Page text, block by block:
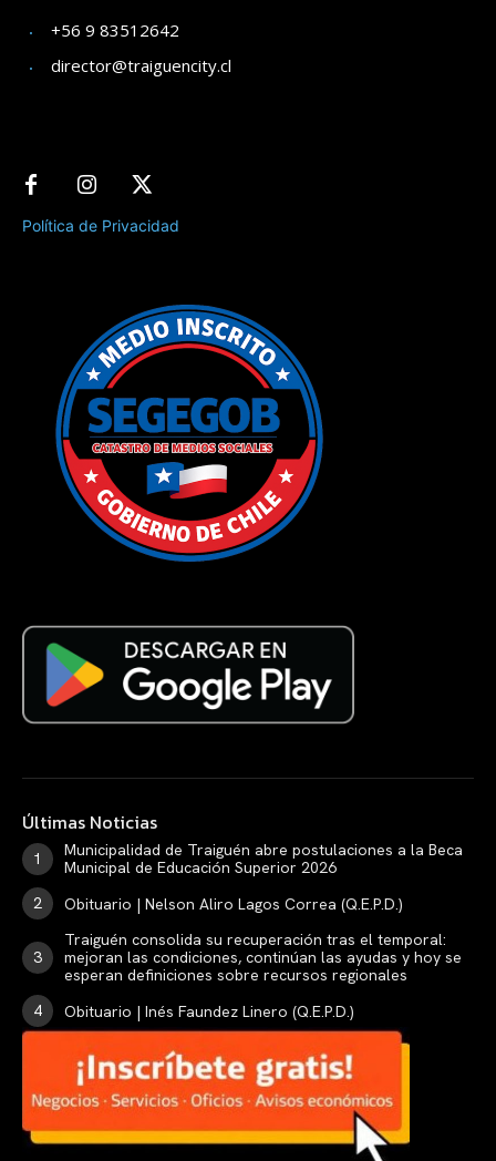
+56 9 83512642
director@traiguencity.cl
Política de Privacidad
Últimas Noticias
Municipalidad de Traiguén abre postulaciones a la Beca
Municipal de Educación Superior 2026
Obituario | Nelson Aliro Lagos Correa (Q.E.P.D.)
Traiguén consolida su recuperación tras el temporal:
mejoran las condiciones, continúan las ayudas y hoy se
esperan definiciones sobre recursos regionales
Obituario | Inés Faundez Linero (Q.E.P.D.)